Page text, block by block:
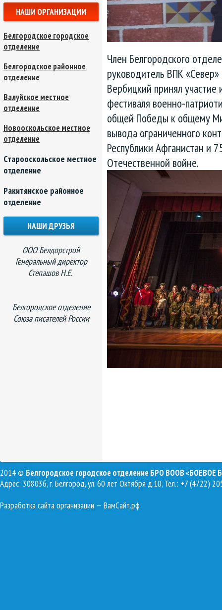
Член Белгородского
руководитель ВПК
Вербицкий принял
фестиваля военно-
общей Победы к общему
вывода ограниченного
Республики Афганистан и
Отечественной войне.
НАШИ ОРГАНИЗАЦИИ
Белгородское городское
отделение
Белгородское районное
отделение
Валуйское местное
отделение
Новооскольское местное
отделение
Старооскольское местное
отделение
Ракитянское районное
отделение
НАШИ ДРУЗЬЯ
ООО Белдорстрой
Генеральный директор
Степашов Н.Е.
Белгородское отделение
Союза писателей России
2014 © Белгородское городское отделение БРО ВООВ «БОЕВОЕ
Адрес: 308036, г. Белгород, ул. 60 лет Октября д.10, Тел.: +7 (4722)
Разработка сайта организации — ВамСайт.рф